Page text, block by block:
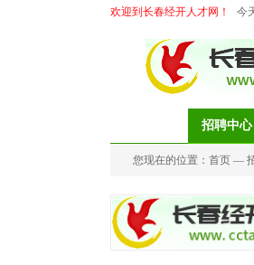
欢迎到长春经开人才网！ 今
招聘中心
您现在的位置： 首页 —